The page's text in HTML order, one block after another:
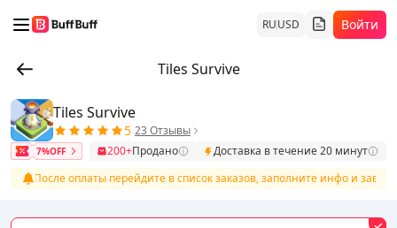
RUUSD Войти
Tiles Survive
Tiles Survive
5 23 Отзывы
7%OFF 200+Продано
Доставка в течение 20 минут
После оплаты перейдите в список заказов, заполните инфо и